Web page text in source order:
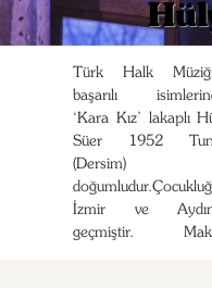
Türk Halk
başarılı
‘Kara Kız’ lakaplı
Süer 1952
(Dersim)
İzmir ve
geçmiştir.
Gazinosunda sahne
sanatçı bir çok
tarihinde odasına duş
konulan ilk ‘solist